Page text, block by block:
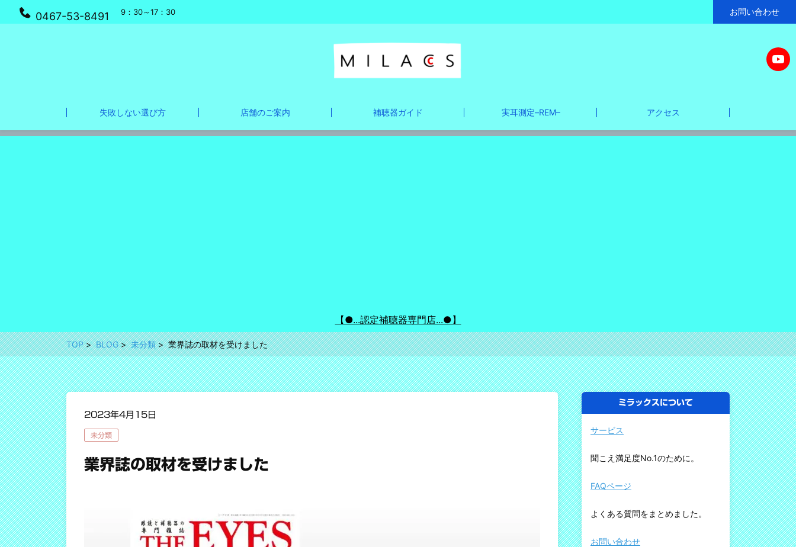
0467-53-8491 9：30～17：30 お問い合わせ
失敗しない選び方 店舗のご案内 補聴器ガイド 実耳測定–REM– アクセス
【●...認定補聴器専門店...●】
TOP BLOG 未分類 業界誌の取材を受けました
2023年4月15日
未分類
業界誌の取材を受けました
ミラックスについて
サービス
聞こえ満足度No.1のために。
FAQページ
よくある質問をまとめました。
お問い合わせ